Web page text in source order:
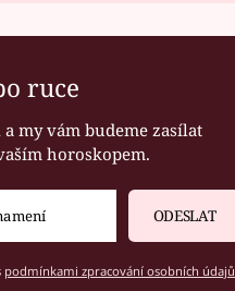
ruce
my vám budeme zasílat
horoskopem.
ODESLAT
podmínkami zpracování osobních údajů